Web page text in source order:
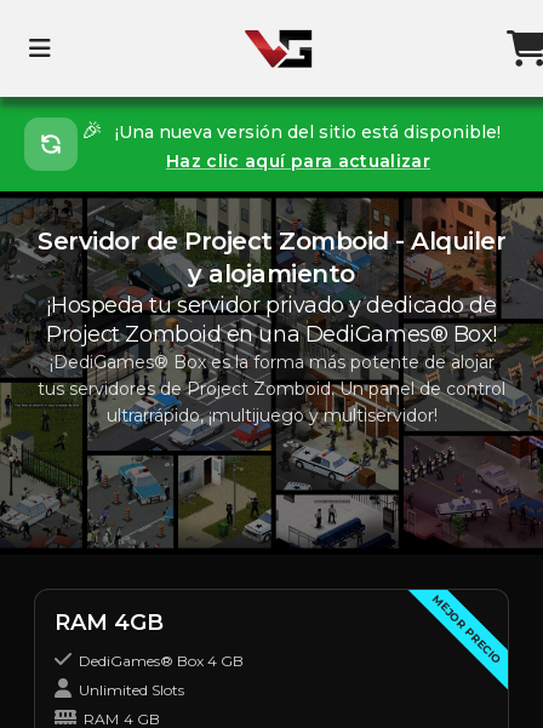
🎉
¡Una nueva versión del sitio está disponible!
Haz clic aquí para actualizar
Servidor de Project Zomboid - Alquiler
y alojamiento
¡Hospeda tu servidor privado y dedicado de
Project Zomboid en una DediGames® Box!
¡DediGames® Box es la forma más potente de alojar
tus servidores de Project Zomboid. Un panel de control
ultrarrápido, ¡multijuego y multiservidor!
MEJOR PRECIO
RAM 4GB
DediGames® Box 4 GB
Unlimited Slots
RAM 4 GB